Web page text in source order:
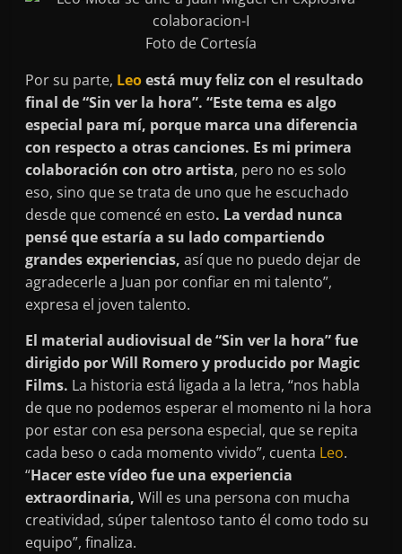
Foto de Cortesía
Por su parte, Leoestá muy feliz con el resultado
final de “Sin ver la hora”. “Este tema es algo
especial para mí, porque marca una diferencia
con respecto a otras canciones. Es mi primera
colaboración con otro artista, pero no es solo
eso, sino que se trata de uno que he escuchado
desde que comencé en esto. La verdad nunca
pensé que estaría a su lado compartiendo
grandes experiencias, así que no puedo dejar de
agradecerle a Juan por confiar en mi talento”,
expresa el joven talento.
El material audiovisual de “Sin ver la hora” fue
dirigido por Will Romero y producido por Magic
Films. La historia está ligada a la letra, “nos habla
de que no podemos esperar el momento ni la hora
por estar con esa persona especial, que se repita
cada beso o cada momento vivido”, cuenta Leo.
“Hacer este vídeo fue una experiencia
extraordinaria, Will es una persona con mucha
creatividad, súper talentoso tanto él como todo su
equipo”, finaliza.